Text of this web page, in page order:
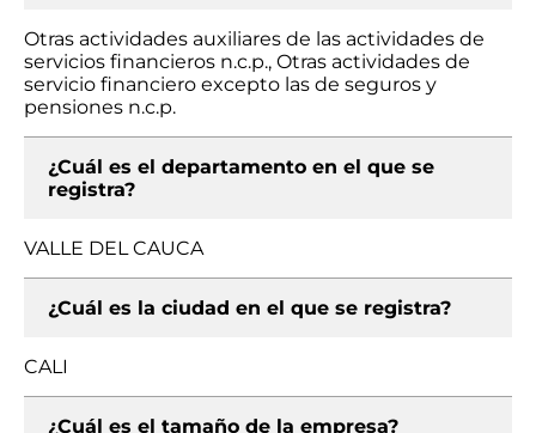
Otras actividades auxiliares de las actividades de
servicios financieros n.c.p., Otras actividades de
servicio financiero excepto las de seguros y
pensiones n.c.p.
¿Cuál es el departamento en el que se
registra?
VALLE DEL CAUCA
¿Cuál es la ciudad en el que se registra?
CALI
¿Cuál es el tamaño de la empresa?